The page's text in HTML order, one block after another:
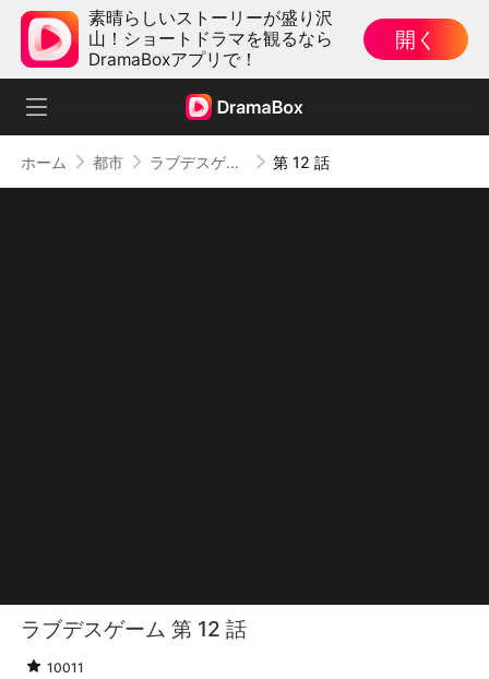
素晴らしいストーリーが盛り沢
山！ショートドラマを観るなら
DramaBoxアプリで！
開く
ホーム 都市 ラブデスゲーム 第 12 話
ラブデスゲーム 第 12 話
10011